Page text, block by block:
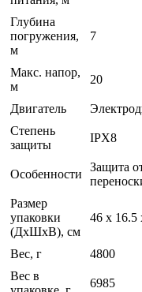
Глубина
погружения,
м
7
Макс. напор,
м
20
Двигатель
Степень
защиты
IPX8
Особенности
Защита
Размер
упаковки
(ДхШхВ), см
46 x 16.5
Вес, г
4800
Вес в
6985